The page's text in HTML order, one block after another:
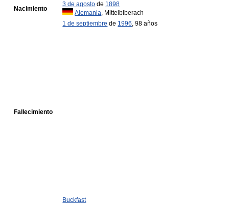
Nacimiento
3 de agosto de 1898
Alemania, Mittelbiberach
Fallecimiento
1 de septiembre de 1996, 98 años
Buckfast